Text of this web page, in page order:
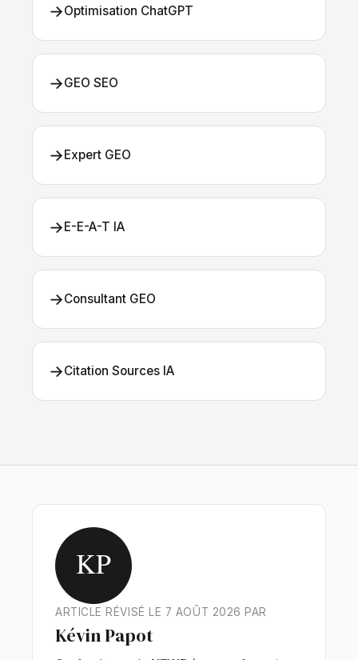
→Optimisation ChatGPT
→GEO SEO
→Expert GEO
→E-E-A-T IA
→Consultant GEO
→Citation Sources IA
KP
ARTICLE RÉVISÉ LE 7 AOÛT 2026 PAR
Kévin Papot